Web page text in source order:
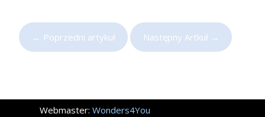
← Poprzedni artykuł Następny Artkuł →
Webmaster:Wonders4You